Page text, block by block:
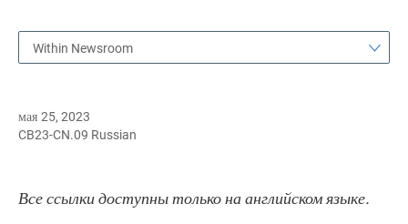
Within Newsroom
мая 25, 2023
CB23-CN.09 Russian
Все ссылки доступны только на английском языке.